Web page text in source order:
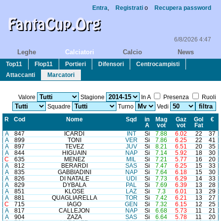
Entra, Registrati o Recupera password
6/8/2026 4:47
Leghe Calciatori Calcio News
Top11 Flop11 Portieri Difensori
Centrocampisti
Attaccanti
Marcatori
Valore Stagione In A Presenza
Ruoli
Squadre
Turno
Vedi
R
Cod Nome Sqd
in
A
Mag
vot
Gaz
vot
Gol
Fat
€
A 847 ICARDI INT Si 7.88 6.02 22
37
A
899 TONI VER Si 7.86 6.25 22
41
A
897 TEVEZ JUV Si 8.21 6.51 20
35
A
844 HIGUAIN NAP Si 7.14 5.92 18
30
C
635 MENEZ MIL Si 7.21 5.77 16
20
A
812 BERARDI SAS Si 7.47 6.25 15
33
A
835 GABBIADINI NAP Si 7.64 6.18 15
30
A
826 DI NATALE UDI Si 7.73 6.29 14
33
A
829 DYBALA PAL Si 7.69 6.39 13
28
A
851 KLOSE LAZ Si 7.3 6.01 13
29
A
881 QUAGLIARELLA TOR Si 7.42 6.21 13
27
C
715 IAGO GEN Si 7.32 6.15 12
25
A
817 CALLEJON NAP Si 6.68 5.73 11
21
A
904 ZAZA SAS Si 6.64 5.78 11
20